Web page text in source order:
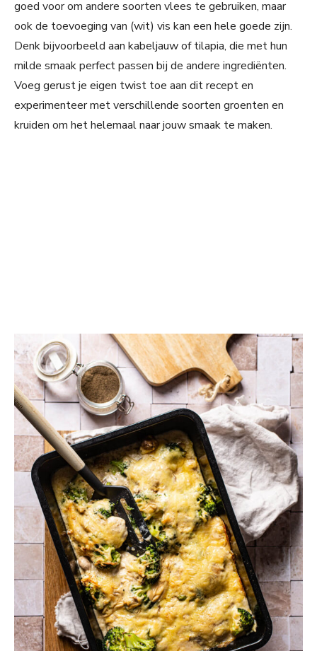
goed voor om andere soorten vlees te gebruiken, maar
ook de toevoeging van (wit) vis kan een hele goede zijn.
Denk bijvoorbeeld aan kabeljauw of tilapia, die met hun
milde smaak perfect passen bij de andere ingrediënten.
Voeg gerust je eigen twist toe aan dit recept en
experimenteer met verschillende soorten groenten en
kruiden om het helemaal naar jouw smaak te maken.